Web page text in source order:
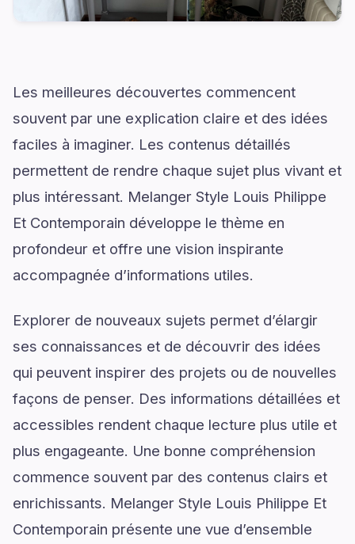
Les meilleures découvertes commencent
souvent par une explication claire et des idées
faciles à imaginer. Les contenus détaillés
permettent de rendre chaque sujet plus vivant et
plus intéressant. Melanger Style Louis Philippe
Et Contemporain développe le thème en
profondeur et offre une vision inspirante
accompagnée d’informations utiles.
Explorer de nouveaux sujets permet d’élargir
ses connaissances et de découvrir des idées
qui peuvent inspirer des projets ou de nouvelles
façons de penser. Des informations détaillées et
accessibles rendent chaque lecture plus utile et
plus engageante. Une bonne compréhension
commence souvent par des contenus clairs et
enrichissants. Melanger Style Louis Philippe Et
Contemporain présente une vue d’ensemble